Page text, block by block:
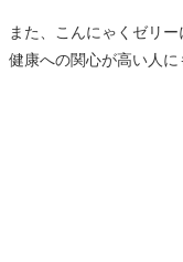
また、こんにゃくゼリー
健康への関心が高い人に